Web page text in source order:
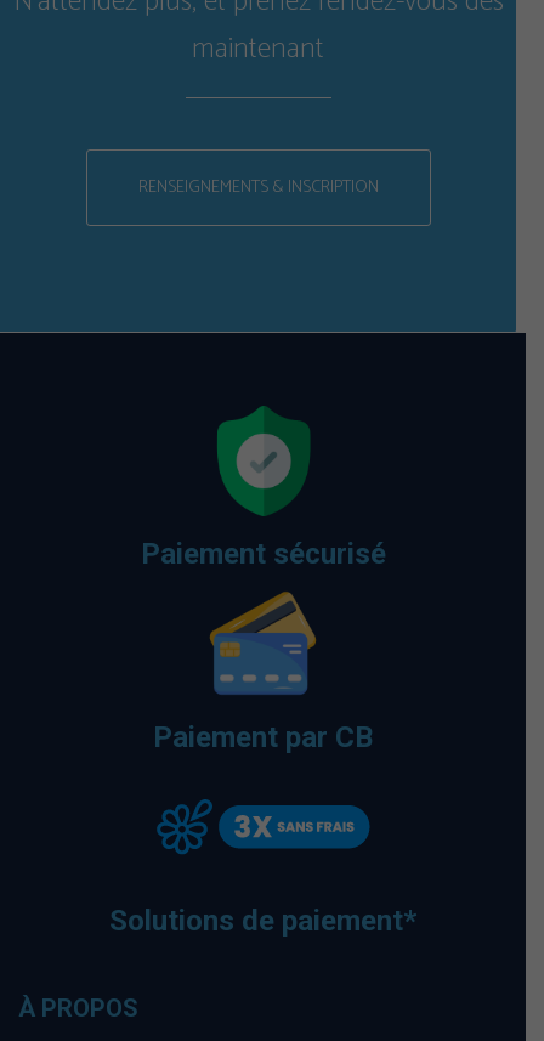
maintenant
RENSEIGNEMENTS & INSCRIPTION
Paiement sécurisé
Paiement par CB
Solutions de paiement*
À PROPOS